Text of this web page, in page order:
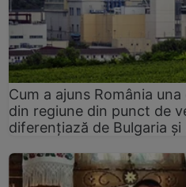
Cum a ajuns România
din regiune din punct de
diferențiază de Bulgaria și